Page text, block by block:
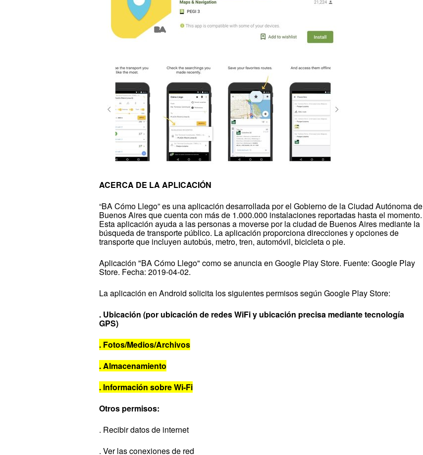
ACERCA DE LA APLICACIÓN
“BA Cómo Llego” es una aplicación desarrollada por el Gobierno de la Ciudad Autónoma de
Buenos Aires que cuenta con más de 1.000.000 instalaciones reportadas hasta el momento.
Esta aplicación ayuda a las personas a moverse por la ciudad de Buenos Aires mediante la
búsqueda de transporte público. La aplicación proporciona direcciones y opciones de
transporte que incluyen autobús, metro, tren, automóvil, bicicleta o pie.
Aplicación "BA Cómo Llego" como se anuncia en Google Play Store. Fuente: Google Play
Store. Fecha: 2019-04-02.
La aplicación en Android solicita los siguientes permisos según Google Play Store:
. Ubicación (por ubicación de redes WiFi y ubicación precisa mediante tecnología
GPS)
. Fotos/Medios/Archivos
. Almacenamiento
. Información sobre Wi-Fi
Otros permisos:
. Recibir datos de internet
. Ver las conexiones de red